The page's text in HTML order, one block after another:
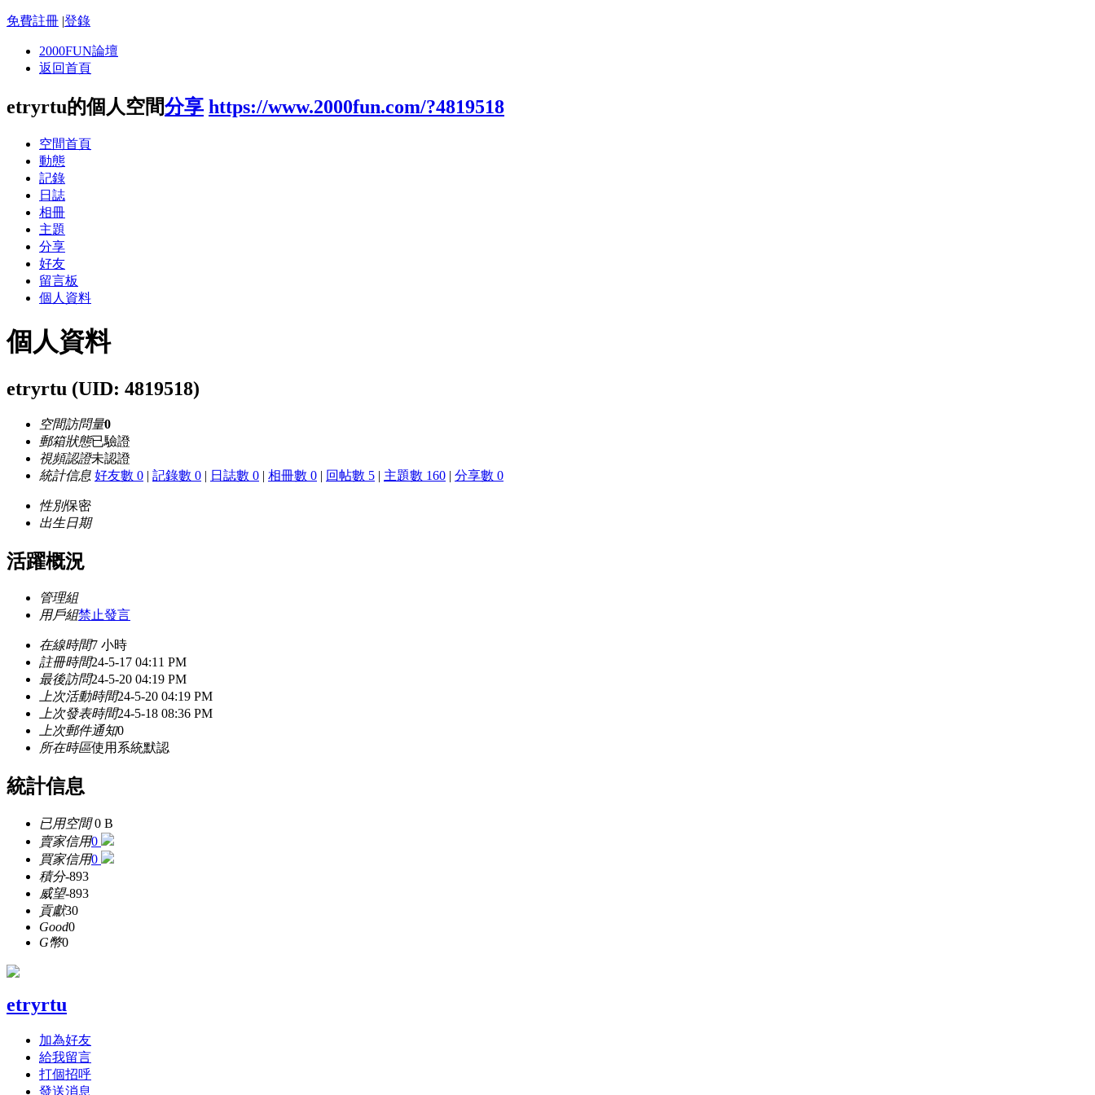
免費註冊 |登錄
2000FUN論壇
返回首頁
etryrtu的個人空間分享 https://www.2000fun.com/?4819518
空間首頁
動態
記錄
日誌
相冊
主題
分享
好友
留言板
個人資料
個人資料
etryrtu (UID: 4819518)
空間訪問量0
郵箱狀態已驗證
視頻認證未認證
統計信息 好友數 0 | 記錄數 0 | 日誌數 0 | 相冊數 0 | 回帖數 5 | 主題數 160 | 分享數 0
性別保密
出生日期
活躍概況
管理組
用戶組禁止發言
在線時間7 小時
註冊時間24-5-17 04:11 PM
最後訪問24-5-20 04:19 PM
上次活動時間24-5-20 04:19 PM
上次發表時間24-5-18 08:36 PM
上次郵件通知0
所在時區使用系統默認
統計信息
已用空間0 B
賣家信用0
買家信用0
積分-893
威望-893
貢獻30
Good0
G幣0
etryrtu
加為好友
給我留言
打個招呼
發送消息